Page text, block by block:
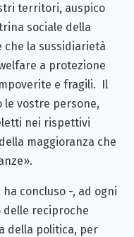
territori, auspico
sociale della
che la sussidiarietà
a protezione
e fragili. Il
le vostre persone,
nei rispettivi
maggioranza che
concluso -, ad ogni
reciproche
della politica, per